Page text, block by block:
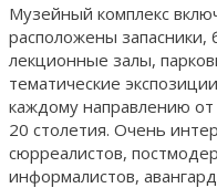
Музейный комплекс
расположены запасники,
лекционные залы,
тематические
каждому направлению от
20 столетия. Очень
сюрреалистов,
информалистов,